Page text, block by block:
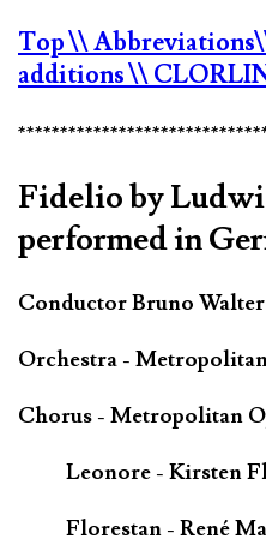
Top\\ Abbreviations
additions\\
Fidelio by
performed in
Conductor Bruno Walter
Orchestra -
Chorus - Metropolitan
Leonore - Kirsten
Florestan - René